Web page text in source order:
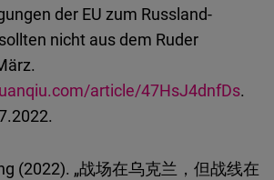
der EU zum Russland-
nicht aus dem Ruder
article/47HsJ4dnfDs.
(2022). „战场在乌克兰，但战线在